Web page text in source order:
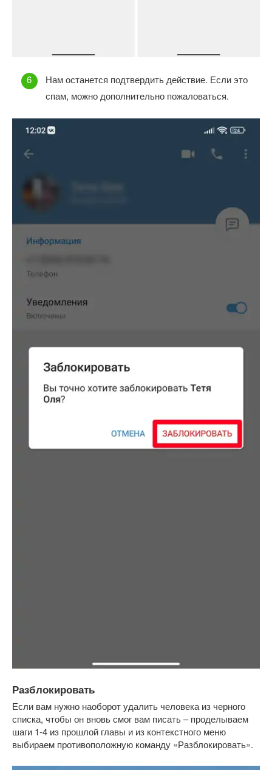
Нам останется подтвердить действие. Если это
спам, можно дополнительно пожаловаться.
Разблокировать
Если вам нужно наоборот удалить человека из черного
списка, чтобы он вновь смог вам писать – проделываем
шаги 1-4 из прошлой главы и из контекстного меню
выбираем противоположную команду «Разблокировать».